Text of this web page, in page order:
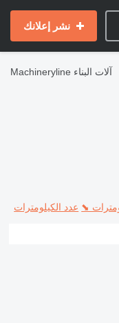
نشر إعلانك
Machineryline آلات البناء
⬊ عدد الكيلومترات